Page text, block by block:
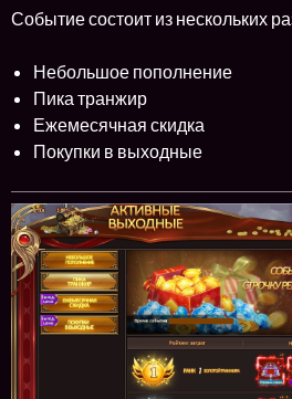
Событие состоит из нескольких
Небольшое пополнение
Пика транжир
Ежемесячная скидка
Покупки в выходные